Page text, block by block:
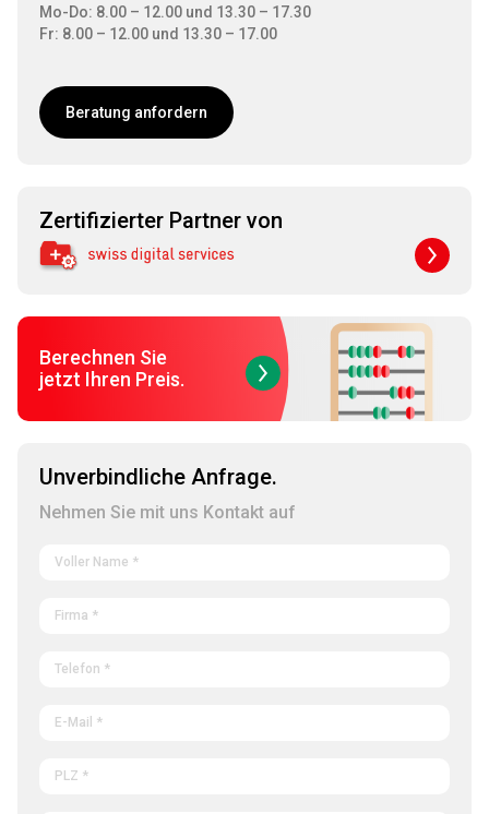
Mo-Do: 8.00 – 12.00 und 13.30 – 17.30
Fr: 8.00 – 12.00 und 13.30 – 17.00
Beratung anfordern
Zertifizierter Partner von
Berechnen Sie
jetzt Ihren Preis.
Unverbindliche Anfrage.
Nehmen Sie mit uns Kontakt auf